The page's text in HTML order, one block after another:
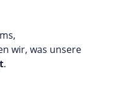
wir, was unsere
.